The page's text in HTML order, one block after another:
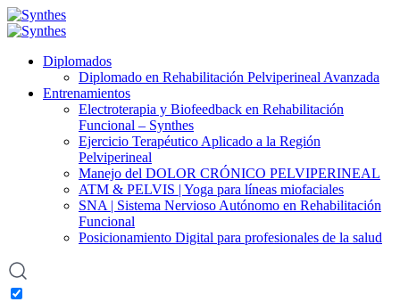
Diplomados
Diplomado en Rehabilitación Pelviperineal Avanzada
Entrenamientos
Electroterapia y Biofeedback en Rehabilitación
Funcional – Synthes
Ejercicio Terapéutico Aplicado a la Región
Pelviperineal
Manejo del DOLOR CRÓNICO PELVIPERINEAL
ATM & PELVIS | Yoga para líneas miofaciales
SNA | Sistema Nervioso Autónomo en Rehabilitación
Funcional
Posicionamiento Digital para profesionales de la salud